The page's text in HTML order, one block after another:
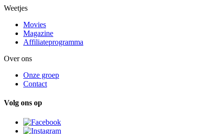
Weetjes
Movies
Magazine
Affiliateprogramma
Over ons
Onze groep
Contact
Volg ons op